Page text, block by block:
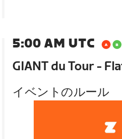
5:00 AM UTC
GIANT du Tour -
イベントのルール